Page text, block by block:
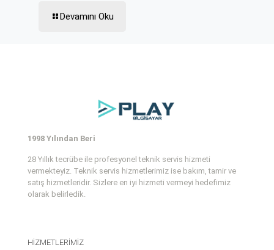
Devamını Oku
1998 Yılından Beri
28 Yıllık tecrübe ile profesyonel teknik servis hizmeti
vermekteyiz. Teknik servis hizmetlerimiz ise bakım, tamir ve
satış hizmetleridir. Sizlere en iyi hizmeti vermeyi hedefimiz
olarak belirledik.
HİZMETLERİMİZ